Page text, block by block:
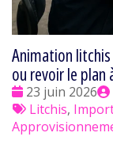
Animation
ou revoir le plan
Date
:
23 juin 2026
Tags
:
Litchis,